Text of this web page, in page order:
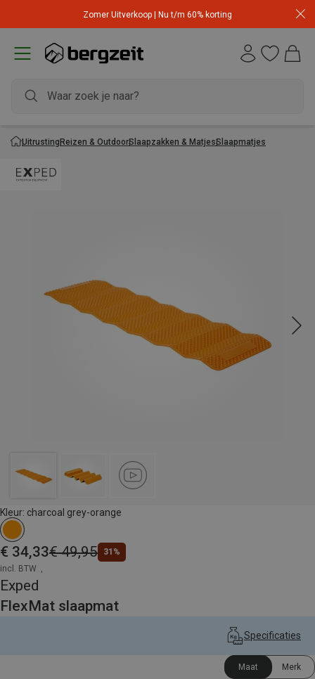
Zomer Uitverkoop | Nu t/m 60% korting
UitrustingReizen & OutdoorSlaapzakken & MatjesSlaapmatjes
Kleur: charcoal grey-orange
Exped
FlexMat slaapmat
€ 34,33€ 49,95
31%
incl. BTW ,
Specificaties
Maat Merk